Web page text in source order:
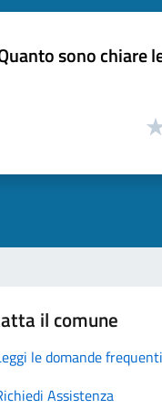
sono chiare
il comune
le domande frequenti
Assistenza